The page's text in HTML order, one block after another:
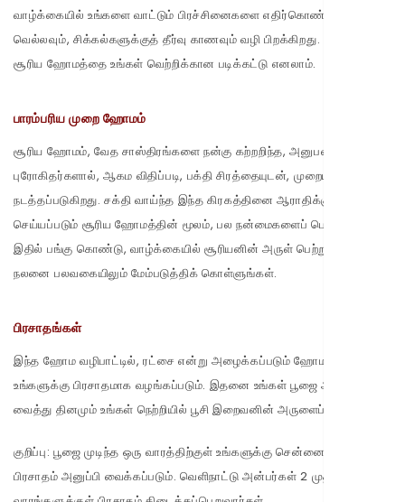
வாழ்க்கையில் உங்களை வாட்டும் பிரச்சினைகளை எதிர்கொண்டு
வெல்லவும், சிக்கல்களுக்குத் தீர்வு காணவும் வழி பிறக்கிறது. எனவே,
சூரிய ஹோமத்தை உங்கள் வெற்றிக்கான படிக்கட்டு எனலாம்.
பாரம்பரிய முறை ஹோமம்
சூரிய ஹோமம், வேத சாஸ்திரங்களை நன்கு கற்றறிந்த, அனுபவம் வாய்ந்த
புரோகிதர்களால், ஆகம விதிப்படி, பக்தி சிரத்தையுடன், முறையாக
நடத்தப்படுகிறது. சக்தி வாய்ந்த இந்த கிரகத்தினை ஆராதிக்கும் வகையில்
செய்யப்படும் சூரிய ஹோமத்தின் மூலம், பல நன்மைகளைப் பெறலாம்.
இதில் பங்கு கொண்டு, வாழ்க்கையில் சூரியனின் அருள் பெற்று உங்கள்
நலனை பலவகையிலும் மேம்படுத்திக் கொள்ளுங்கள்.
பிரசாதங்கள்
இந்த ஹோம வழிபாட்டில், ரட்சை என்று அழைக்கப்படும் ஹோம பஸ்மம்
உங்களுக்கு பிரசாதமாக வழங்கப்படும். இதனை உங்கள் பூஜை அறையில்
வைத்து தினமும் உங்கள் நெற்றியில் பூசி இறைவனின் அருளைப் பெறலாம்.
குறிப்பு: பூஜை முடிந்த ஒரு வாரத்திற்குள் உங்களுக்கு சென்னையிலிருந்து
பிரசாதம் அனுப்பி வைக்கப்படும். வெளிநாட்டு அன்பர்கள் 2 முதல் 4